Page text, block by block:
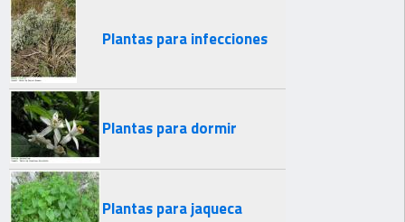
Plantas para infecciones
Plantas para dormir
Plantas para jaqueca